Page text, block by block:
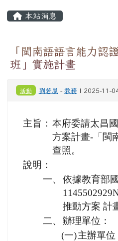
本站消息
「閩南語語言能力認
班」實施計畫
活動 劉若嵐 - 教務| 2025-11-
主旨： 本府委請太昌
方案計畫-「閩
查照。
說明：
一、 依據教育部
推動方案 計
二、 辦理單位：
(一)主辦單